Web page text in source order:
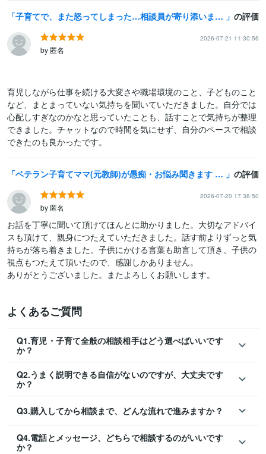
子育てで、また怒ってしまった…相談員が寄り添います 一人で悩み続ける育児を終わらせる第一歩に少し話してみませんか の評価
2026-07-21 11:30:56
by 匿名
育児しながら仕事を続ける大変さや職場環境のこと、子どものこと
など、まとまっていない気持ちを聞いていただきました。自分では
心配しすぎなのかなと思っていたことも、話すことで気持ちが整理
できました。チャットなので時間を気にせず、自分のペースで相談
できたのも良かったです。
ベテラン子育てママ(元教師)が愚痴・お悩み聞きます 育児/不安/習い事/学習/受験/思春期/自立/ママ友✨何でも の評価
2026-07-20 17:38:50
by 匿名
お話を丁寧に聞いて頂けてほんとに助かりました。大切なアドバイ
スも頂けて、親身につたえていただきました。話す前よりずっと気
持ちが落ち着きました。子供にかける言葉も助言して頂き、子供の
視点もつたえて頂いたので、感謝しかありません。
ありがとうございました。またよろしくお願いします。
よくあるご質問
Q1.育児・子育て全般の相談相手はどう選べばいいです
か？
Q2.うまく説明できる自信がないのですが、大丈夫です
か？
Q3.購入してから相談まで、どんな流れで進みますか？
Q4.電話とメッセージ、どちらで相談するのがいいです
か？